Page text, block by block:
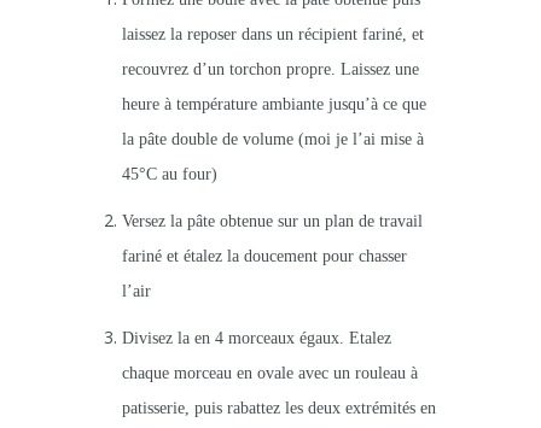
laissez la reposer dans un récipient fariné, et
recouvrez d’un torchon propre. Laissez une
heure à température ambiante jusqu’à ce que
la pâte double de volume (moi je l’ai mise à
45°C au four)
Versez la pâte obtenue sur un plan de travail
fariné et étalez la doucement pour chasser
l’air
Divisez la en 4 morceaux égaux. Etalez
chaque morceau en ovale avec un rouleau à
patisserie, puis rabattez les deux extrémités en